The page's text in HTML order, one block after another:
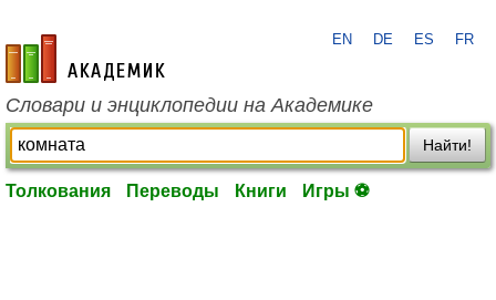
academic.ru
EN DE ES FR
Словари и энциклопедии на Академике
Найти!
Толкования Переводы Книги Игры ⚽